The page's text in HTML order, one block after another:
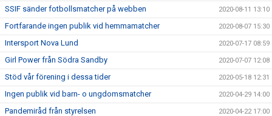
SSIF sänder fotbollsmatcher på webben 2020-08-11 13:10
Fortfarande ingen publik vid hemmamatcher 2020-08-07 15:30
Intersport Nova Lund 2020-07-17 08:59
Girl Power från Södra Sandby 2020-07-07 12:08
Stöd vår förening i dessa tider 2020-05-18 12:31
Ingen publik vid barn- o ungdomsmatcher 2020-04-29 14:00
Pandemiråd från styrelsen 2020-04-22 17:00